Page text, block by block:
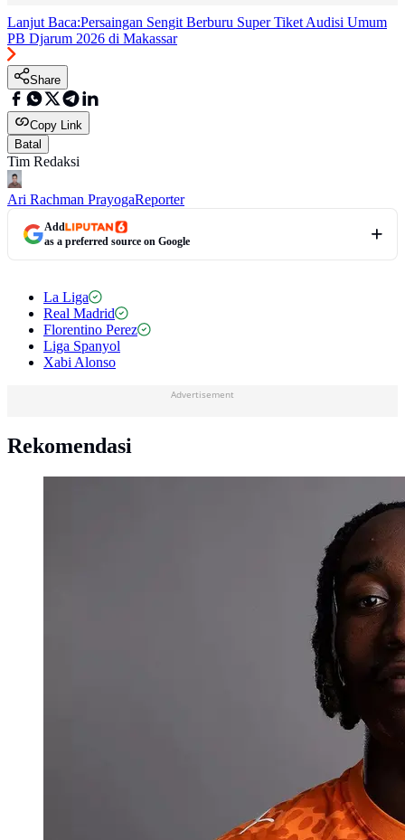
Lanjut Baca:Persaingan Sengit Berburu Super Tiket Audisi Umum
PB Djarum 2026 di Makassar
Share
Copy Link
Batal
Tim Redaksi
Ari Rachman PrayogaReporter
Add
as a preferred source on Google
La Liga
Real Madrid
Florentino Perez
Liga Spanyol
Xabi Alonso
Advertisement
Rekomendasi